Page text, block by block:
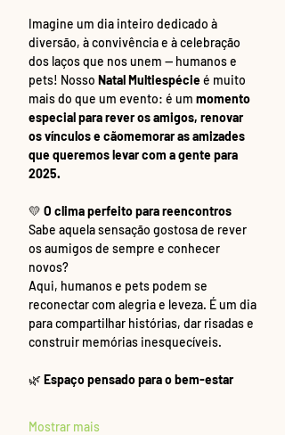
Imagine um dia inteiro dedicado à
diversão, à convivência e à celebração
dos laços que nos unem — humanos e
pets! Nosso Natal Multiespécie é muito
mais do que um evento: é um momento
especial para rever os amigos, renovar
os vínculos e cãomemorar as amizades
que queremos levar com a gente para
2025.
💛 O clima perfeito para reencontros
Sabe aquela sensação gostosa de rever
os aumigos de sempre e conhecer
novos?
Aqui, humanos e pets podem se
reconectar com alegria e leveza. É um dia
para compartilhar histórias, dar risadas e
construir memórias inesquecíveis.
🌿 Espaço pensado para o bem-estar
Mostrar mais